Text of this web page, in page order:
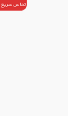
تماس سریع